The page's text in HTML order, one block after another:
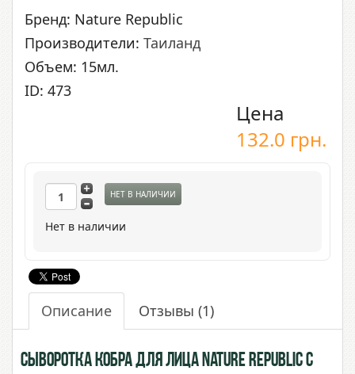
Бренд: Nature Republic
Производители: Таиланд
Объем: 15мл.
ID: 473
Цена
132.0 грн.
НЕТ В НАЛИЧИИ
Нет в наличии
Описание Отзывы (1)
Сыворотка Кобра для лица Nature Republic с